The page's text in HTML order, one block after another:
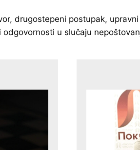
drugostepeni postupak,
u slučaju